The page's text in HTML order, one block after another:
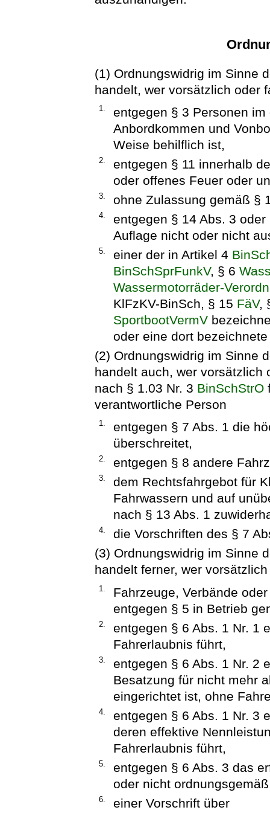
(1) Ordnungswidrig im Sinne
handelt, wer vorsätzlich oder
1.
entgegen § 3 Personen
Anbordkommen und
Weise behilflich ist,
2.
entgegen § 11 innerhalb
oder offenes Feuer oder
3. ohne Zulassung gemäß §
4.
entgegen § 14 Abs. 3
Auflage nicht oder nicht
5. einer der in Artikel 4
BinSchSprFunkV, § 6
Wassermotorräder-
KlFzKV-BinSch, § 15 FäV,
SportbootVermV
oder eine dort
(2) Ordnungswidrig im Sinne
handelt auch, wer vorsätzlich
nach § 1.03 Nr. 3 BinSchStrO
verantwortliche Person
1.
entgegen § 7 Abs. 1 die
überschreitet,
2. entgegen § 8 andere
3.
dem Rechtsfahrgebot für
Fahrwassern und auf
nach § 13 Abs. 1
4.
die Vorschriften des § 7
(3) Ordnungswidrig im Sinne
handelt ferner, wer
1.
Fahrzeuge, Verbände
entgegen § 5 in Betrieb
2.
entgegen § 6 Abs. 1 Nr. 1
Fahrerlaubnis führt,
3.
entgegen § 6 Abs. 1 Nr. 2
Besatzung für nicht mehr
eingerichtet ist, ohne
4.
entgegen § 6 Abs. 1 Nr. 3
deren effektive
Fahrerlaubnis führt,
5.
entgegen § 6 Abs. 3 das
oder nicht
6. einer Vorschrift über